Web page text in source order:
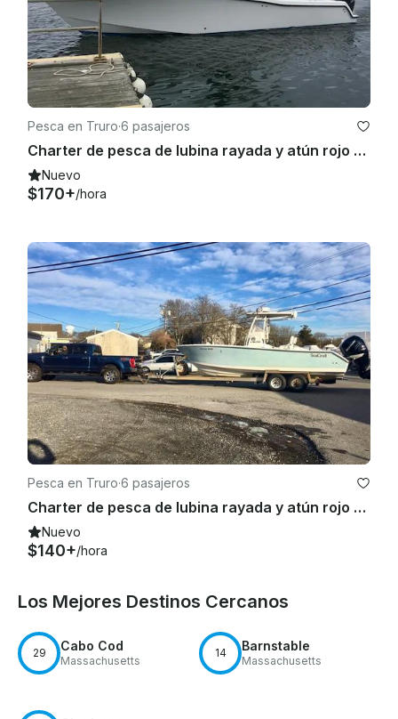
Pesca en Truro·6 pasajeros
Charter de pesca de lubina rayada y atún rojo en Truro, Massachusetts (barco de 33 pies)
Nuevo
$170+/hora
Pesca en Truro·6 pasajeros
Charter de pesca de lubina rayada y atún rojo en Truro, Massachusetts (barco de 26 pies)
Nuevo
$140+/hora
Los Mejores Destinos Cercanos
29 Cabo Cod
Massachusetts
14 Barnstable
Massachusetts